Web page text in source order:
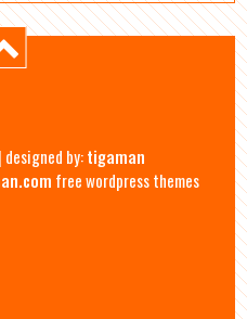
| designed by:tigaman
free wordpress themes